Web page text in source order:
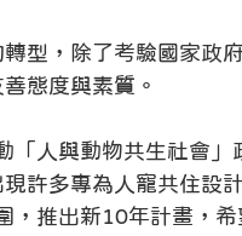
型，除了考驗國家政
態度與素質。
「人與動物共生社會
許多專為人寵共住設
，推出新10年計畫，